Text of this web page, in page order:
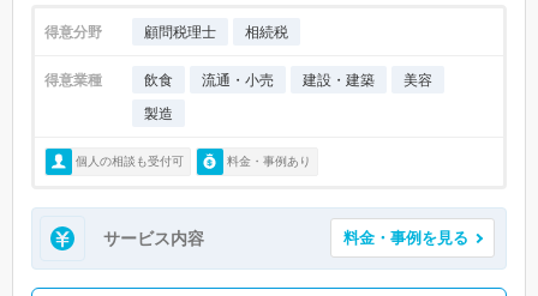
得意分野 顧問税理士 相続税
得意業種 飲食 流通・小売 建設・建築
美容
製造
個人の相談も受付可 料金・事例あり
サービス内容 料金・事例を見る